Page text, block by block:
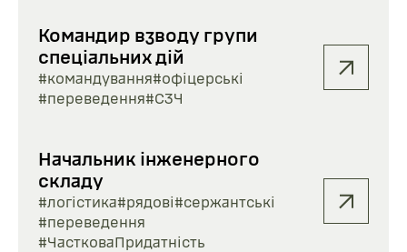
Командир взводу групи
спеціальних дій
#командування#офіцерські
#переведення#СЗЧ
Начальник інженерного
складу
#логістика#рядові#сержантські
#переведення
#ЧастковаПридатність